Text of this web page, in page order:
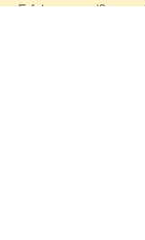
Erfahrung weiß er,